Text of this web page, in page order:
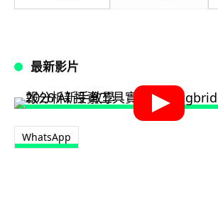
最新影片
WhatsApp